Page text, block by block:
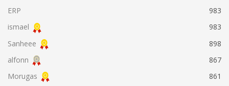
ERP
983
ismael
983
Sanheee
898
alfonn
867
Morugas
861